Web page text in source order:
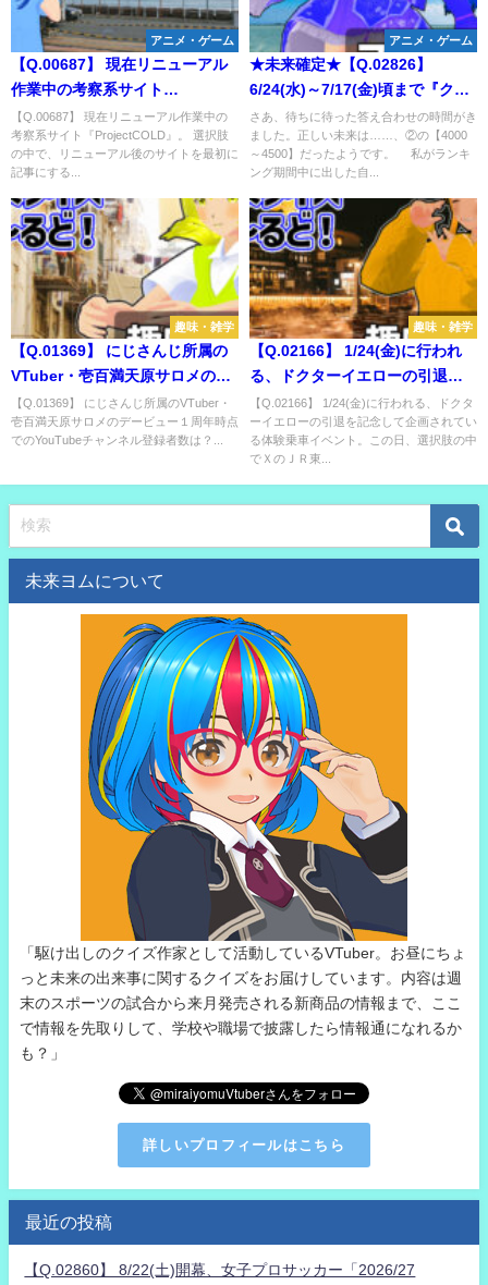
アニメ・ゲーム
【Q.00687】 現在リニューアル
作業中の考察系サイト
『Project:;COLD』。 選択肢の
中で、リニューアル後のサイト
を最初に記事にするネットニュ
【Q.00687】 現在リニューアル作業中の
考察系サイト『ProjectCOLD』。 選択肢
の中で、リニューアル後のサイトを最初に
記事にする...
アニメ・ゲーム
★未来確定★【Q.02826】
6/24(水)～7/17(金)頃まで『クイ
ズマジックアカデミー緋のアル
カディア』で行われるランキン
グ検定「ボカロ・音声合成」。
Virtual限定クイズ作家・未来ヨ
ムの最高得点は？
さあ、待ちに待った答え合わせの時間がき
ました。正しい未来は……、②の【4000
～4500】だったようです。 私がランキ
ング期間中に出した自...
趣味・雑学
【Q.01369】 にじさんじ所属の
VTuber・壱百満天原サロメのデ
ービュー１周年時点での
YouTubeチャンネル登録者数
【Q.01369】 にじさんじ所属のVTuber・
壱百満天原サロメのデービュー１周年時点
でのYouTubeチャンネル登録者数は？...
趣味・雑学
【Q.02166】 1/24(金)に行われ
る、ドクターイエローの引退を
記念して企画されている体験乗
車イベント。この日、選択肢の
中でＸのＪＲ東海News【公式】
る内容は？
【Q.02166】 1/24(金)に行われる、ドクタ
ーイエローの引退を記念して企画されてい
る体験乗車イベント。この日、選択肢の中
でＸのＪＲ東...
未来ヨムについて
「駆け出しのクイズ作家として活動しているVTuber。お昼にちょ
っと未来の出来事に関するクイズをお届けしています。内容は週
末のスポーツの試合から来月発売される新商品の情報まで、ここ
で情報を先取りして、学校や職場で披露したら情報通になれるか
も？」
詳しいプロフィールはこちら
最近の投稿
【Q.02860】 8/22(土)開幕、女子プロサッカー「2026/27